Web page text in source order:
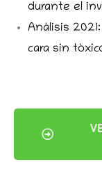
durante el
Análisis
cara sin